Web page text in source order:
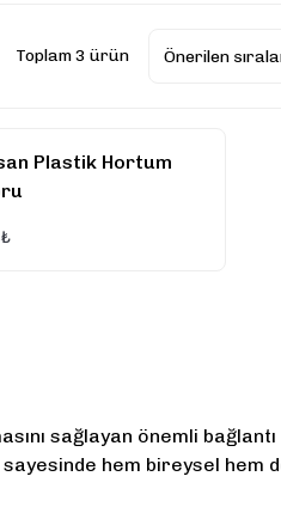
Toplam 3 ürün
Plastik Hortum
sağlayan önemli bağlantı
sayesinde hem bireysel